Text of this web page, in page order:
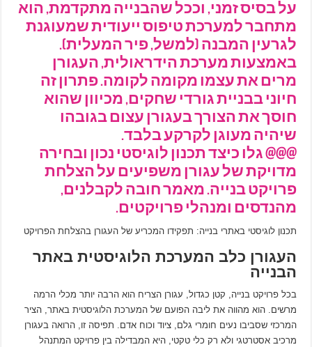
על בסיס זמני, וככל שהבנייה מתקדמת, הוא
מתחבר למערכת טיפוס ייעודית שמעוגנת
לגרעין המבנה (למשל, פיר המעלית).
באמצעות מערכת הידראולית, העגורן
מרים את עצמו מקומה לקומה. פתרון זה
חיוני בבניית גורדי שחקים, מכיוון שהוא
חוסך את הצורך בעגורן עצום בגובהו
שיהיה מעוגן לקרקע בלבד.
@@@ גלו כיצד תכנון לוגיסטי נכון ובחירה
מדויקת של עגורן משפיעים על הצלחת
פרויקט בנייה. מאמר חובה לקבלנים,
מהנדסים ומנהלי פרויקטים.
תכנון לוגיסטי באתרי בנייה: תפקידו המכריע של העגורן בהצלחת הפרויקט
העגורן כלב המערכת הלוגיסטית באתר
הבנייה
בכל פרויקט בנייה, קטן כגדול, עגורן הצריח הוא הרבה יותר מכלי הרמה
מרשים. הוא מהווה את ליבה הפועם של המערכת הלוגיסטית באתר, הציר
המרכזי שסביבו נעים חומרי גלם, ציוד וכוח אדם. תפיסה זו, הרואה בעגורן
מרכיב אסטרטגי ולא רק כלי טקטי, היא המבדילה בין פרויקט המתנהל